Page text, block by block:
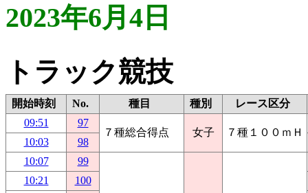
2023年6月4日
トラック競技
開始時刻 No. 種目 種別
レース区分
09:51
97
７種総合得点
女子
７種１００ｍＨ
10:03
98
10:07
99
10:21
100